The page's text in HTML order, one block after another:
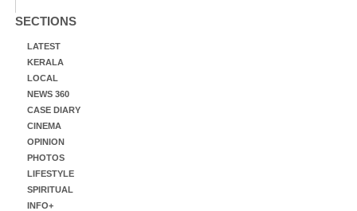
SECTIONS
LATEST
KERALA
LOCAL
NEWS 360
CASE DIARY
CINEMA
OPINION
PHOTOS
LIFESTYLE
SPIRITUAL
INFO+